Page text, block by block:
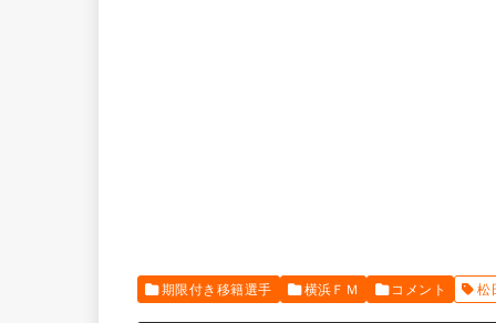
期限付き移籍選手 横浜ＦＭ コメント 松